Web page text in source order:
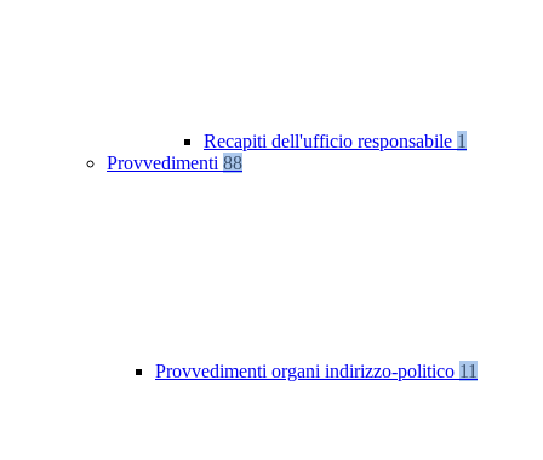
Recapiti dell'ufficio responsabile 1
Provvedimenti 88
Provvedimenti organi indirizzo-politico 11